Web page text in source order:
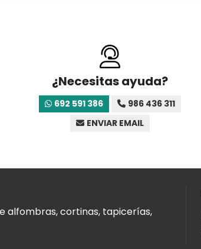
¿Necesitas ayuda?
692 591 386
986 436 311
ENVIAR EMAIL
alfombras, cortinas, tapicerías,